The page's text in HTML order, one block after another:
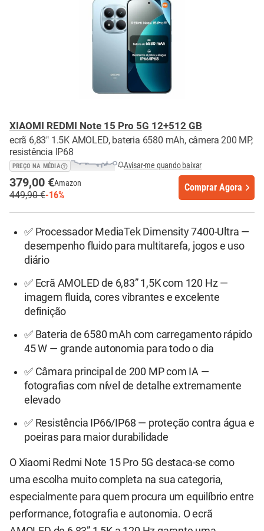
XIAOMI REDMI Note 15 Pro 5G 12+512 GB
ecrã 6,83" 1.5K AMOLED, bateria 6580 mAh, câmera 200 MP,
resistência IP68
PREÇO NA MÉDIA Avisar-me quando baixar
379,00 €Amazon
449,90 €-16%
Comprar Agora
✅ Processador MediaTek Dimensity 7400-Ultra —
desempenho fluido para multitarefa, jogos e uso
diário
✅ Ecrã AMOLED de 6,83” 1,5K com 120 Hz —
imagem fluida, cores vibrantes e excelente
definição
✅ Bateria de 6580 mAh com carregamento rápido
45 W — grande autonomia para todo o dia
✅ Câmara principal de 200 MP com IA —
fotografias com nível de detalhe extremamente
elevado
✅ Resistência IP66/IP68 — proteção contra água e
poeiras para maior durabilidade
O Xiaomi Redmi Note 15 Pro 5G destaca-se como
uma escolha muito completa na sua categoria,
especialmente para quem procura um equilíbrio entre
performance, fotografia e autonomia. O ecrã